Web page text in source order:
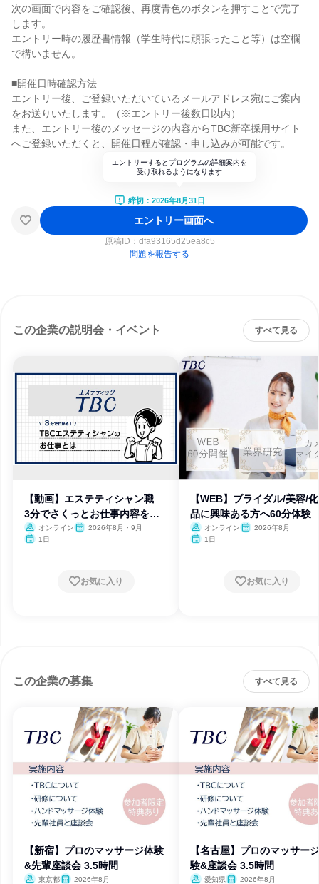
次の画面で内容をご確認後、再度青色のボタンを押すことで完了
します。
エントリー時の履歴書情報（学生時代に頑張ったこと等）は空欄
で構いません。
■開催日時確認方法
エントリー後、ご登録いただいているメールアドレス宛にご案内
をお送りいたします。（※エントリー後数日以内）
また、エントリー後のメッセージの内容からTBC新卒採用サイト
へご登録いただくと、開催日程が確認・申し込みが可能です。
エントリーするとプログラムの詳細案内を
受け取れるようになります
締切：2026年8月31日
エントリー画面へ
原稿ID： dfa93165d25ea8c5
問題を報告する
この企業の説明会・イベント すべて見る
【動画】エステティシャン職
3分でさくっとお仕事内容を知
ろうオンライン
2026年8月・9月
1日
お気に入り
【WEB】ブライダル/美容/
品に興味ある方へ60分体験
オンライン
2026年8月
1日
お気に入り
この企業の募集 すべて見る
【新宿】プロのマッサージ体験
&先輩座談会 3.5時間
東京都
2026年8月
【名古屋】プロのマッサー
験&座談会 3.5時間
愛知県
2026年8月